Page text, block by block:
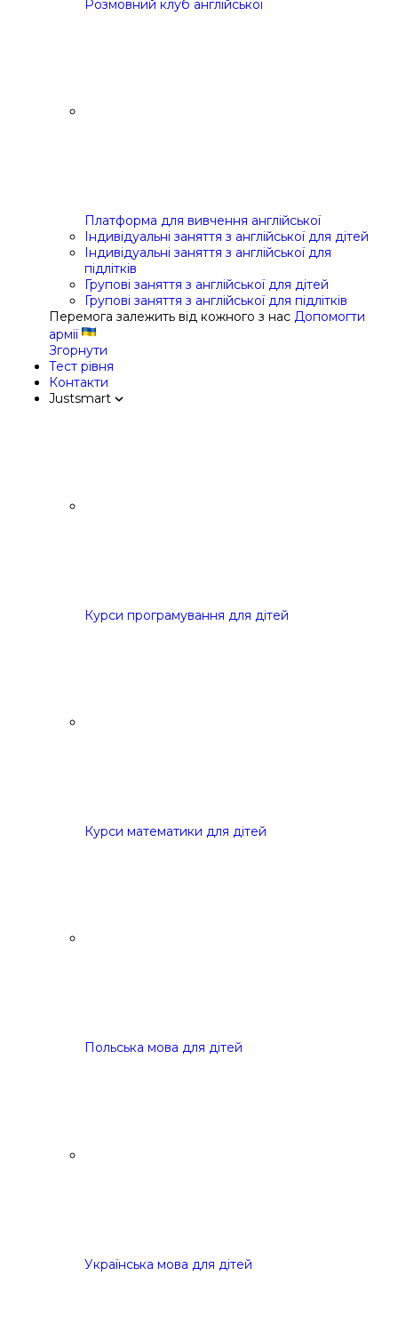
Розмовний клуб англійської
Платформа для вивчення англійської
Індивідуальні заняття з англійської для дітей
Індивідуальні заняття з англійської для
підлітків
Групові заняття з англійської для дітей
Групові заняття з англійської для підлітків
Перемога залежить від кожного з нас Допомогти
армії
Згорнути
Тест рівня
Контакти
Justsmart
Курси програмування для дітей
Курси математики для дітей
Польська мова для дітей
Українська мова для дітей